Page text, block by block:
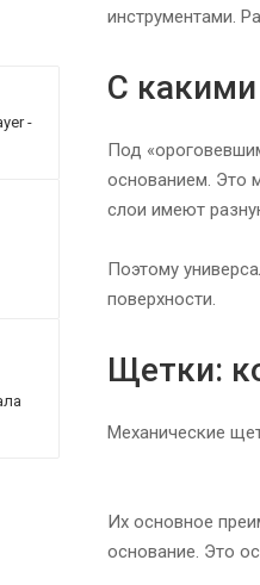
инструментами.
С
Под
основанием. Это
слои имеют
Поэтому
поверхности.
Щетки:
Механические
Их основное
основание. Это
-